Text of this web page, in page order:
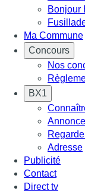
Bonjour
Ma Commune
Concours
Nos
BX1
Adresse
Publicité
Contact
Direct tv